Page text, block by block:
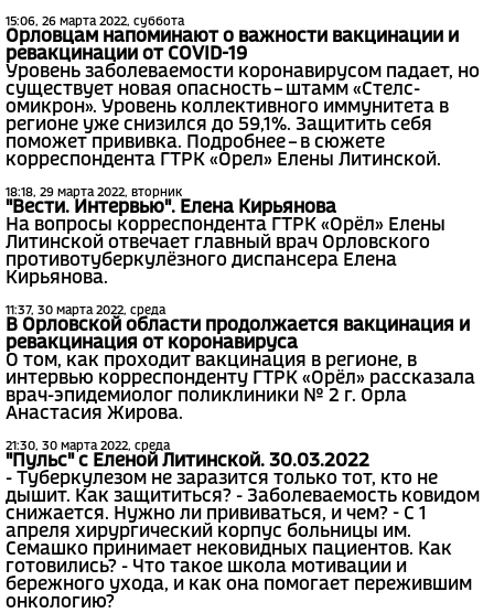
15:06, 26 марта 2022, суббота
Орловцам напоминают о важности вакцинации и
ревакцинации от COVID-19
Уровень заболеваемости коронавирусом падает, но
существует новая опасность – штамм «Стелс-
омикрон». Уровень коллективного иммунитета в
регионе уже снизился до 59,1%. Защитить себя
поможет прививка. Подробнее – в сюжете
корреспондента ГТРК «Орел» Елены Литинской.
18:18, 29 марта 2022, вторник
"Вести. Интервью". Елена Кирьянова
На вопросы корреспондента ГТРК «Орёл» Елены
Литинской отвечает главный врач Орловского
противотуберкулёзного диспансера Елена
Кирьянова.
11:37, 30 марта 2022, среда
В Орловской области продолжается вакцинация и
ревакцинация от коронавируса
О том, как проходит вакцинация в регионе, в
интервью корреспонденту ГТРК «Орёл» рассказала
врач-эпидемиолог поликлиники № 2 г. Орла
Анастасия Жирова.
21:30, 30 марта 2022, среда
"Пульс" с Еленой Литинской. 30.03.2022
- Туберкулезом не заразится только тот, кто не
дышит. Как защититься? - Заболеваемость ковидом
снижается. Нужно ли прививаться, и чем? - С 1
апреля хирургический корпус больницы им.
Семашко принимает нековидных пациентов. Как
готовились? - Что такое школа мотивации и
бережного ухода, и как она помогает пережившим
онкологию?